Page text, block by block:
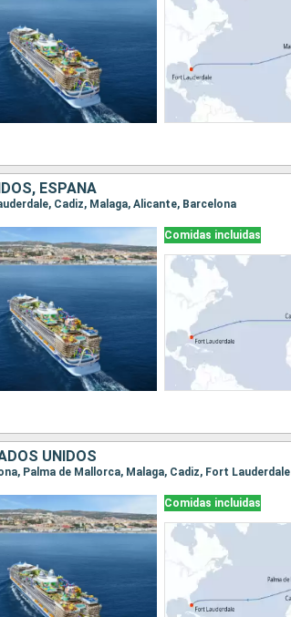
ESPAÑA
Cadiz, Malaga, Alicante, Barcelona
Comidas incluidas
UNIDOS
Palma de Mallorca, Malaga, Cadiz, Fort Lauderdale
Comidas incluidas